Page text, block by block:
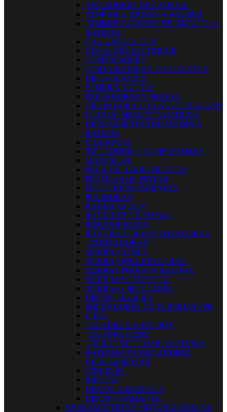
AFILADORES DE CADENA
ATORNILLADORES A BATERIA
ATORNILLADORES DE IMPACTO A
BATERIA
CALADORAS 220V
CEPILLOS ELECTRICOS
COMPRESORES
CORTABORDES Y CORTASETOS
DECAPADORES
ESMERILADORAS
FRESADORAS Y FRESAS
GRAPADORAS / CLAVADORAS 220V
LLAVES IMPACTO A BATERIA
HERRAMIENTAS DE JARDIN A
BATERIA
LIJADORAS
INFLADORES / COMPRESORES
MARTILLOS
PACK DE HERRAMIENTAS
PISTOLAS DE PINTAR
MULTI-HERRAMIENTAS
PULIDORAS
RADIALES 220V
RADIALES A BATERIA
REMOVEDORES
RANURADORAS Y ROZADORAS
TRONZADORAS
SIERRAS SABLE
SIERRAS INGLETADORAS
SIERRAS PODAR A BATERIA
SIERRAS Y SEGUETAS
SIERRAS CIRCULARES
DISCOS MADERA
SOLDADORES DE TUBERIAS PPR
LIJAS
TALADROS A BATERÍA
TALADROS 220V
TIJERAS DE PODAR A BATERIA
BATERIAS Y CARGADORES
HERRAMIENTAS
CINCELES
BROCAS
DISCOS ABRASIVOS
DISCOS DIAMANTE
HERRAMIENTAS Y MOTORIZADOS DE